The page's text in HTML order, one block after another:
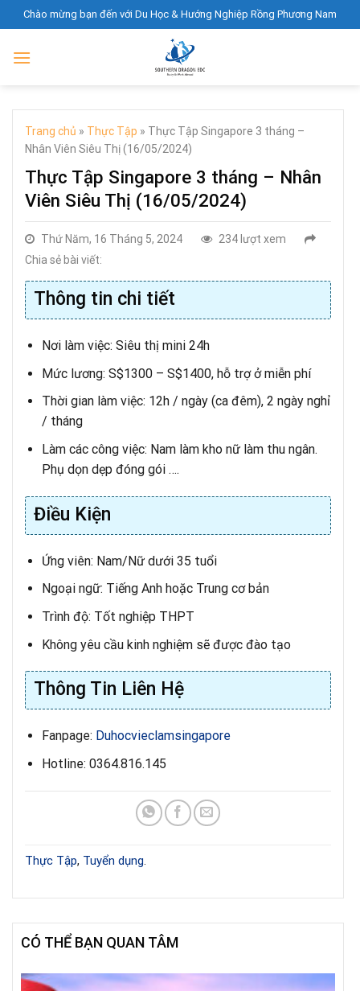
to
content
Chào mừng bạn đến với Du Học & Hướng Nghiệp Rồng Phương Nam
Trang chủ » Thực Tập » Thực Tập Singapore 3 tháng –
Nhân Viên Siêu Thị (16/05/2024)
Thực Tập Singapore 3 tháng – Nhân
Viên Siêu Thị (16/05/2024)
Thứ Năm, 16 Tháng 5, 2024
234 lượt xem
Chia sẻ bài viết:
Thông tin chi tiết
Nơi làm việc: Siêu thị mini 24h
Mức lương: S$1300 – S$1400, hỗ trợ ở miễn phí
Thời gian làm việc: 12h / ngày (ca đêm), 2 ngày nghỉ
/ tháng
Làm các công việc: Nam làm kho nữ làm thu ngân.
Phụ dọn dẹp đóng gói ….
Điều Kiện
Ứng viên: Nam/Nữ dưới 35 tuổi
Ngoại ngữ: Tiếng Anh hoặc Trung cơ bản
Trình độ: Tốt nghiệp THPT
Không yêu cầu kinh nghiệm sẽ được đào tạo
Thông Tin Liên Hệ
Fanpage: Duhocvieclamsingapore
Hotline: 0364.816.145
Thực Tập, Tuyển dụng.
CÓ THỂ BẠN QUAN TÂM